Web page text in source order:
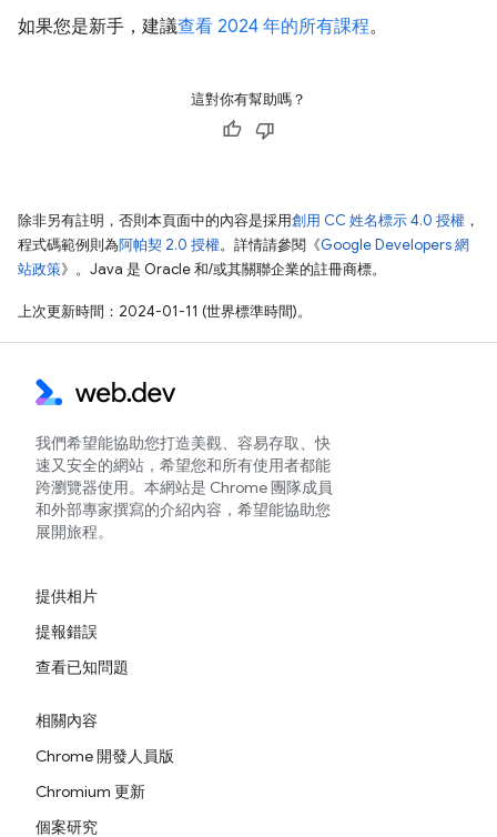
如果您是新手，建議查看 2024 年的所有課程。
這對你有幫助嗎？
除非另有註明，否則本頁面中的內容是採用創用 CC 姓名標示 4.0 授權 ，
程式碼範例則為阿帕契 2.0 授權。詳情請參閱《Google Developers 網
站政策》。Java 是 Oracle 和/或其關聯企業的註冊商標。
上次更新時間：2024-01-11 (世界標準時間)。
我們希望能協助您打造美觀、容易存取、快
速又安全的網站，希望您和所有使用者都能
跨瀏覽器使用。本網站是 Chrome 團隊成員
和外部專家撰寫的介紹內容，希望能協助您
展開旅程。
提供相片
提報錯誤
查看已知問題
相關內容
Chrome 開發人員版
Chromium 更新
個案研究